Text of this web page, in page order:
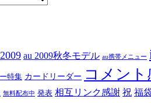
au 2009秋冬モデル au携帯メニュー
特集 カードリーダー コメント
無料配布中 発表 相互リンク感謝 祝 福